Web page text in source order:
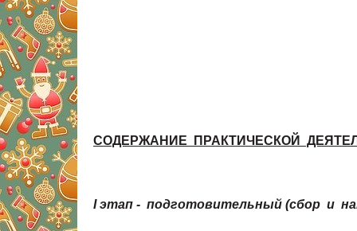
СОДЕРЖАНИЕ ПРАКТИЧЕСКОЙ
Iэтап - подготовительный (сбор и